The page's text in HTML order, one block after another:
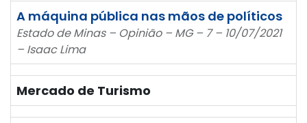
A máquina pública nas mãos de políticos
Estado de Minas – Opinião – MG – 7 – 10/07/2021
– Isaac Lima
Mercado de Turismo